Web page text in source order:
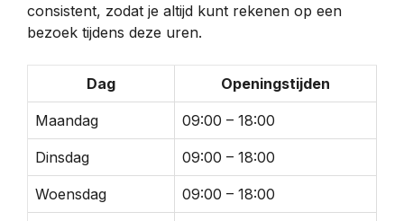
consistent, zodat je altijd kunt rekenen op een
bezoek tijdens deze uren.
Dag Openingstijden
Maandag 09:00 – 18:00
Dinsdag 09:00 – 18:00
Woensdag 09:00 – 18:00